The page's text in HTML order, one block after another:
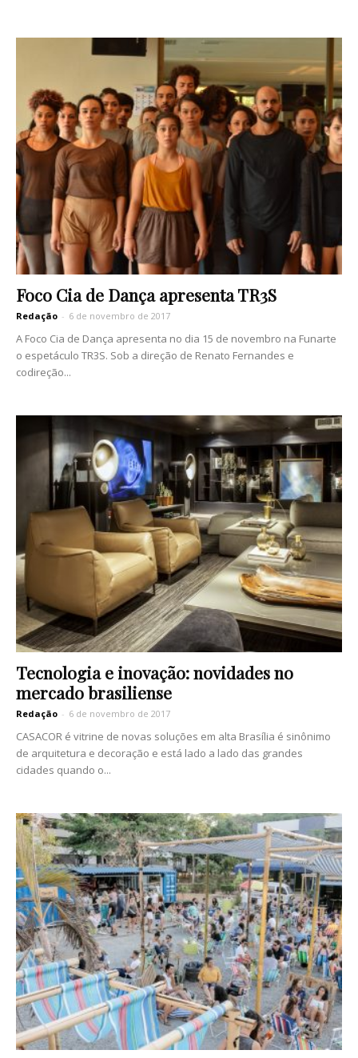
Foco Cia de Dança apresenta TR3S
Redação - 6 de novembro de 2017
A Foco Cia de Dança apresenta no dia 15 de novembro na Funarte
o espetáculo TR3S. Sob a direção de Renato Fernandes e
codireção...
Tecnologia e inovação: novidades no
mercado brasiliense
Redação - 6 de novembro de 2017
CASACOR é vitrine de novas soluções em alta Brasília é sinônimo
de arquitetura e decoração e está lado a lado das grandes
cidades quando o...